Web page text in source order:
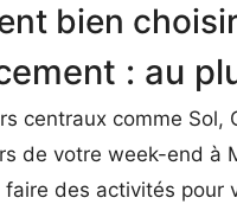
bien
: au
centraux comme
de votre week-end à
des activités pour